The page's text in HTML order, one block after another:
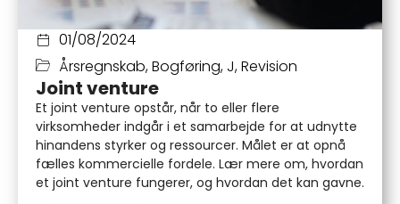
01/08/2024
Årsregnskab,Bogføring, J,Revision
Joint venture
Et joint venture opstår, når to eller flere
virksomheder indgår i et samarbejde for at udnytte
hinandens styrker og ressourcer. Målet er at opnå
fælles kommercielle fordele. Lær mere om, hvordan
et joint venture fungerer, og hvordan det kan gavne.